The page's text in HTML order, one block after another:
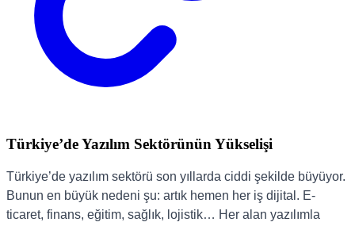
Türkiye’de Yazılım Sektörünün Yükselişi
Türkiye’de yazılım sektörü son yıllarda ciddi şekilde büyüyor.
Bunun en büyük nedeni şu: artık hemen her iş dijital. E-
ticaret, finans, eğitim, sağlık, lojistik… Her alan yazılımla